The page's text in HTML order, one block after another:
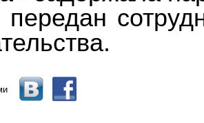
передан